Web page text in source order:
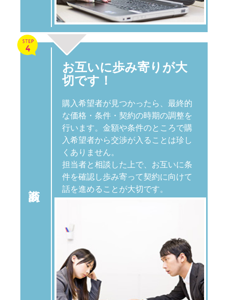
お互いに歩み寄りが大
切です！
購入希望者が見つかったら、最終的
な価格・条件・契約の時期の調整を
行います。金額や条件のところで購
入希望者から交渉が入ることは珍し
くありません。
担当者と相談した上で、お互いに条
件を確認し歩み寄って契約に向けて
話を進めることが大切です。